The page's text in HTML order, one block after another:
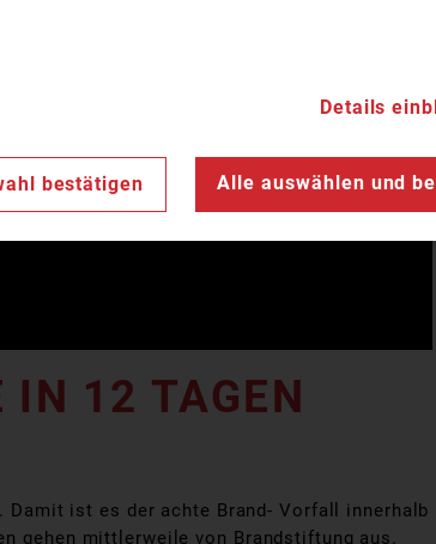
IN 12 TAGEN
ist es der achte Brand- Vorfall innerhalb
gehen mittlerweile von Brandstiftung aus.
Details
bestätigen Alle auswählen und